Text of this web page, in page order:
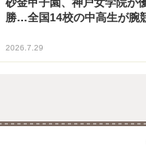
勝…全国14校の中高生が腕
2026.7.29